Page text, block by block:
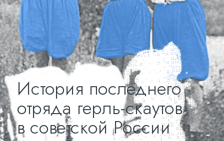
История последнего
отряда герль-скаутов
в советской России